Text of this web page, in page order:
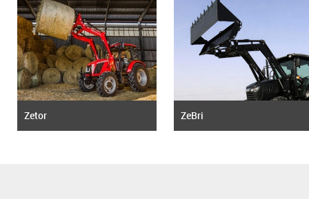
Zetor ZeBri